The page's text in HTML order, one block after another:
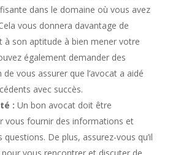
dans le domaine où vous avez
vous donnera davantage de
à son aptitude à bien mener votre
également demander des
vous assurer que l’avocat a aidé
avec succès.
: Un bon avocat doit être
vous fournir des informations et
De plus, assurez-vous qu’il